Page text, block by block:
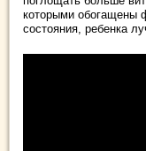
которыми обогащены
состояния, ребенка